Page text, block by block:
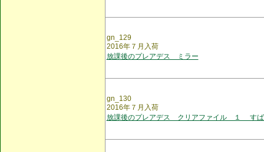
gn_129
2016年７月入荷
放課後のプレアデス ミラー
gn_130
2016年７月入荷
放課後のプレアデス クリアファイル １ す